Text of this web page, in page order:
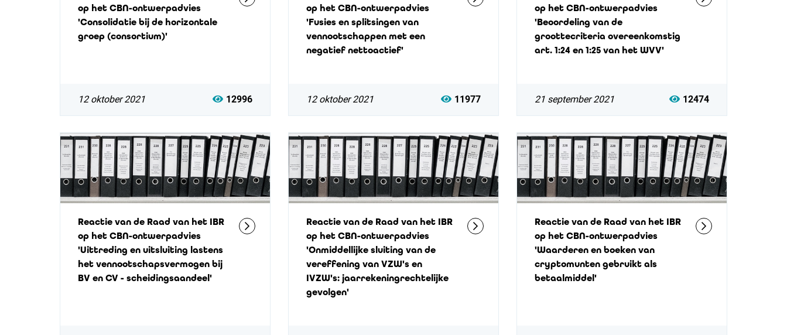
op het CBN-ontwerpadvies
'Consolidatie bij de horizontale
groep (consortium)'
12 oktober 2021 12996
op het CBN-ontwerpadvies
'Fusies en splitsingen van
vennootschappen met een
negatief nettoactief'
12 oktober 2021 11977
op het CBN-ontwerpadvies
'Beoordeling van de
groottecriteria overeenkomstig
art. 1:24 en 1:25 van het WVV'
21 september 2021 12474
Reactie van de Raad van het IBR
op het CBN-ontwerpadvies
'Uittreding en uitsluiting lastens
het vennootschapsvermogen bij
BV en CV - scheidingsaandeel'
Reactie van de Raad van het IBR
op het CBN-ontwerpadvies
'Onmiddellijke sluiting van de
vereffening van VZW's en
IVZW's: jaarrekeningrechtelijke
gevolgen'
Reactie van de Raad van het IBR
op het CBN-ontwerpadvies
'Waarderen en boeken van
cryptomunten gebruikt als
betaalmiddel'